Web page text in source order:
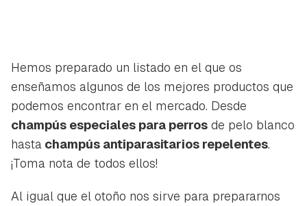
Hemos preparado un listado en el que os
enseñamos algunos de los mejores productos que
podemos encontrar en el mercado. Desde
champús especiales para perros de pelo blanco
hasta champús antiparasitarios repelentes.
¡Toma nota de todos ellos!
Al igual que el otoño nos sirve para prepararnos